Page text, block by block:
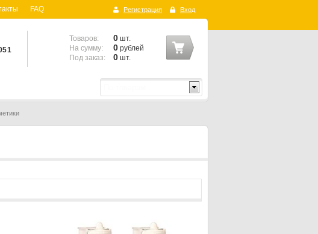
Регистрация Вход
FAQ
Товаров: 0 шт.
На сумму:
0 рублей
Под заказ:
0 шт.